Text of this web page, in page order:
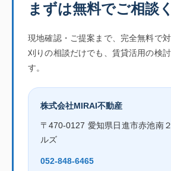
まずは無料でご相談
現地確認・ご提案まで、完全無料で
刈りの相談だけでも、賃貸活用の検
す。
株式会社MIRAI不動産
〒470-0127 愛知県日進市赤池南
ルズ
052-848-6465